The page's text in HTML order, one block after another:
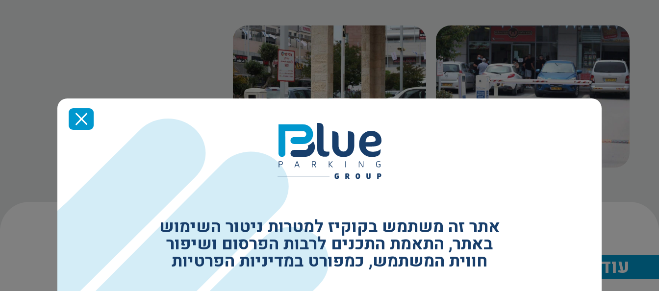
עוד פרוייקטים
אתר זה משתמש בקוקיז למטרות ניטור השימוש
באתר, התאמת התכנים לרבות הפרסום ושיפור
חווית המשתמש, כמפורט במדיניות הפרטיות